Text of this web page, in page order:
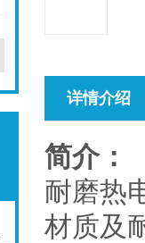
详情介绍
简介：
耐磨热
材质及